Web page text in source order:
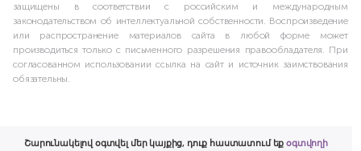
защищены в соответствии с российским и международным
законодательством об интеллектуальной собственности. Воспроизведение
или распространение материалов сайта в любой форме может
производиться только с письменного разрешения правообладателя. При
согласованном использовании ссылка на сайт и источник заимствования
обязательны.
Շարունակելով օգտվել մեր կայքից, դուք հաստատում եքօգտվողի